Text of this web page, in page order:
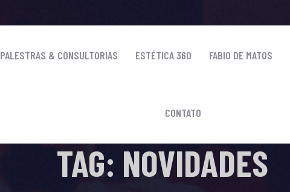
PALESTRAS & CONSULTORIAS ESTÉTICA 360 FABIO DE MATOS
CONTATO
TAG: NOVIDADES